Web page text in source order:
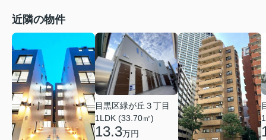
近隣の物件
目黒区緑が丘３丁目
1LDK (33.70㎡)
13.3万円